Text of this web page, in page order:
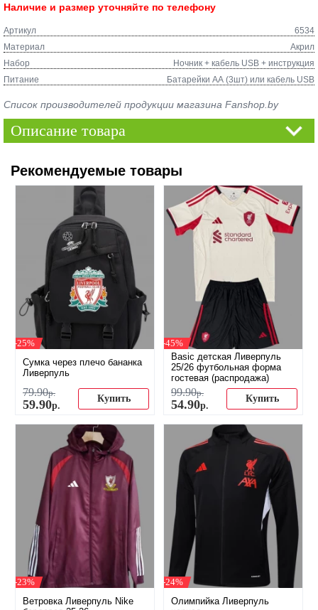
Наличие и размер уточняйте по телефону
Артикул
6534
Материал
Акрил
Набор
Ночник + кабель USB + инструкция
Питание
Батарейки АА (3шт) или кабель USB
Список производителей продукции магазина Fanshop.by
Описание товара
Рекомендуемые товары
-25%
Сумка через плечо бананка
Ливерпуль
79.90р.
59.90р.
Купить
-45%
Basic детская Ливерпуль
25/26 футбольная форма
гостевая (распродажа)
99.90р.
54.90р.
Купить
-23%
Ветровка Ливерпуль Nike
-24%
Олимпийка Ливерпуль